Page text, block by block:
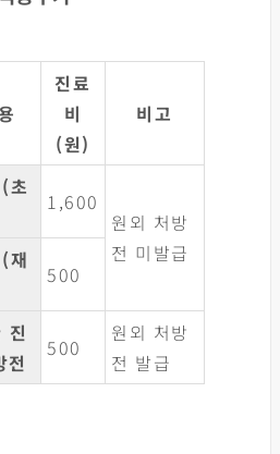
진료
비
(원)
비고
초
1,600
원외 처방
전 미발급
재
500
진
전
500
원외 처방
전 발급